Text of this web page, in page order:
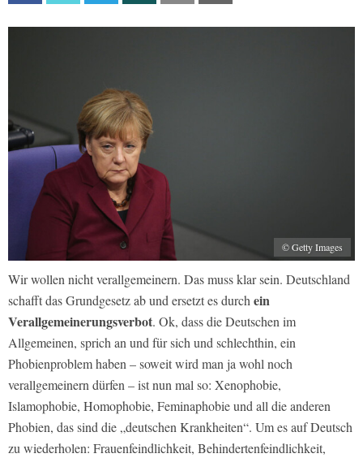
© Getty Images
Wir wollen nicht verallgemeinern. Das muss klar sein. Deutschland
schafft das Grundgesetz ab und ersetzt es durch ein
Verallgemeinerungsverbot. Ok, dass die Deutschen im
Allgemeinen, sprich an und für sich und schlechthin, ein
Phobienproblem haben – soweit wird man ja wohl noch
verallgemeinern dürfen – ist nun mal so: Xenophobie,
Islamophobie, Homophobie, Feminaphobie und all die anderen
Phobien, das sind die „deutschen Krankheiten“. Um es auf Deutsch
zu wiederholen: Frauenfeindlichkeit, Behindertenfeindlichkeit,